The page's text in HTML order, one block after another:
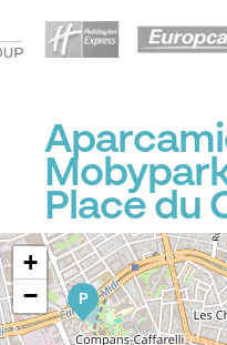
Place du
P
+
−